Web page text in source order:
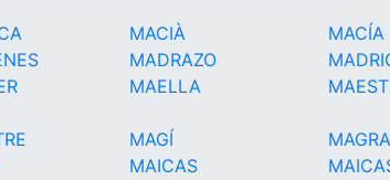
MACIÀ MACÍA
MADRAZO
MAELLA
MAGÍ
MAICAS